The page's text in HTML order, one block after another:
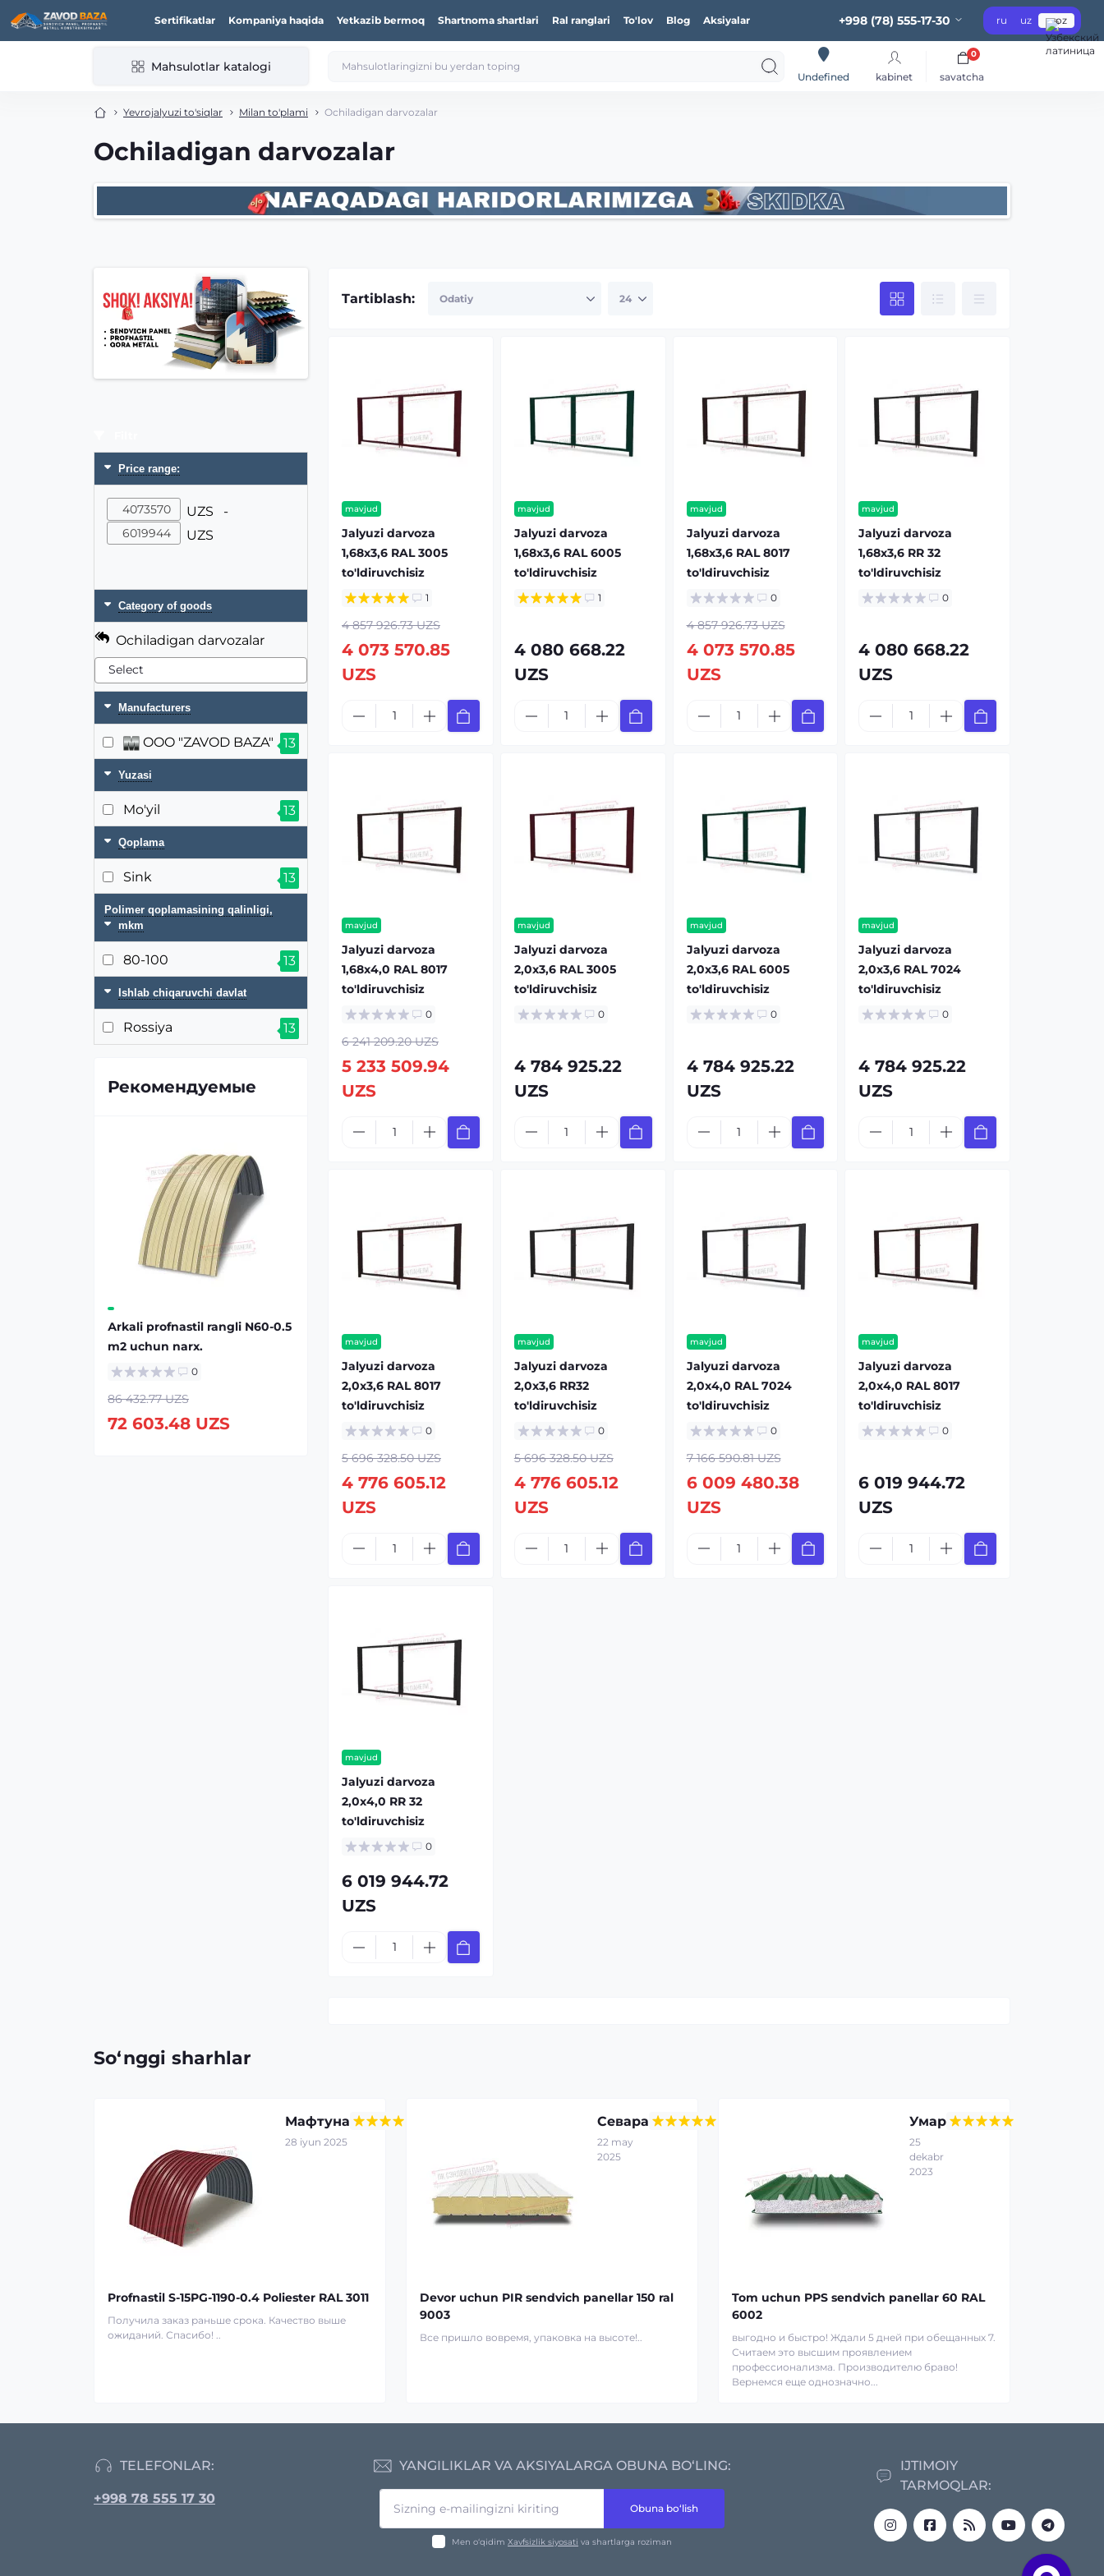
Sertifikatlar Kompaniya haqida Yetkazib bermoq Shartnoma shartlari Ral ranglari To'lov Blog Aksiyalar +998 (78) 555-17-30 ru uz oz
Mahsulotlar katalogi
Undefined kabinet savatcha
0
Yevrojalyuzi to'siqlar Milan to'plami Ochiladigan darvozalar
Ochiladigan darvozalar
Price range:
UZS -
UZS
Category of goods
Ochiladigan darvozalar
Manufacturers
OOO "ZAVOD BAZA" 13
Yuzasi
Mo'yil 13
Qoplama
Sink 13
Polimer qoplamasining qalinligi,
mkm
80-100 13
Ishlab chiqaruvchi davlat
Rossiya 13
Рекомендуемые
Аrkali profnastil rangli N60-0.5
m2 uchun narx.
0
86 432.77 UZS
72 603.48 UZS
Tartiblash:
mavjud
Jalyuzi darvoza
1,68х3,6 RAL 3005
to'ldiruvchisiz
1
4 857 926.73 UZS
4 073 570.85
UZS
mavjud
Jalyuzi darvoza
1,68х3,6 RAL 6005
to'ldiruvchisiz
1
4 080 668.22
UZS
mavjud
Jalyuzi darvoza
1,68х3,6 RAL 8017
to'ldiruvchisiz
0
4 857 926.73 UZS
4 073 570.85
UZS
mavjud
Jalyuzi darvoza
1,68х3,6 RR 32
to'ldiruvchisiz
0
4 080 668.22
UZS
mavjud
Jalyuzi darvoza
1,68х4,0 RAL 8017
to'ldiruvchisiz
0
6 241 209.20 UZS
5 233 509.94
UZS
mavjud
Jalyuzi darvoza
2,0х3,6 RAL 3005
to'ldiruvchisiz
0
4 784 925.22
UZS
mavjud
Jalyuzi darvoza
2,0х3,6 RAL 6005
to'ldiruvchisiz
0
4 784 925.22
UZS
mavjud
Jalyuzi darvoza
2,0х3,6 RAL 7024
to'ldiruvchisiz
0
4 784 925.22
UZS
mavjud
Jalyuzi darvoza
2,0х3,6 RAL 8017
to'ldiruvchisiz
0
5 696 328.50 UZS
4 776 605.12
UZS
mavjud
Jalyuzi darvoza
2,0х3,6 RR32
to'ldiruvchisiz
0
5 696 328.50 UZS
4 776 605.12
UZS
mavjud
Jalyuzi darvoza
2,0х4,0 RAL 7024
to'ldiruvchisiz
0
7 166 590.81 UZS
6 009 480.38
UZS
mavjud
Jalyuzi darvoza
2,0х4,0 RAL 8017
to'ldiruvchisiz
0
6 019 944.72
UZS
mavjud
Jalyuzi darvoza
2,0х4,0 RR 32
to'ldiruvchisiz
0
6 019 944.72
UZS
So‘nggi sharhlar
Мафтуна
28 iyun 2025
Profnastil S-15PG-1190-0.4 Poliester RAL 3011
Получила заказ раньше срока. Качество выше
ожиданий. Спасибо! ..
Севара
22 may
2025
Devor uchun PIR sendvich panellar 150 ral
9003
Все пришло вовремя, упаковка на высоте!..
Умар
25
dekabr
2023
Tom uchun PPS sendvich panellar 60 RAL
6002
выгодно и быстро! Ждали 5 дней при обещанных 7.
Считаем это высшим проявлением
профессионализма. Производителю браво!
Вернемся еще однозначно...
TELEFONLAR:
+998 78 555 17 30
IJTIMOIY
TARMOQLAR:
YANGILIKLAR VA AKSIYALARGA OBUNA BO‘LING:
Obuna bo‘lish
Men o‘qidim Xavfsizlik siyosati va shartlarga roziman